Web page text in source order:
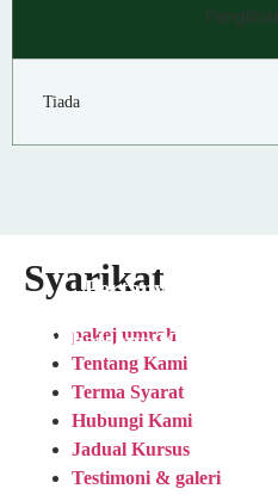
Tiada
Pertanyaan
Whatsapp Kami
Syarikat
pakej umrah
Tentang Kami
Terma Syarat
Hubungi Kami
Jadual Kursus
Testimoni & galeri